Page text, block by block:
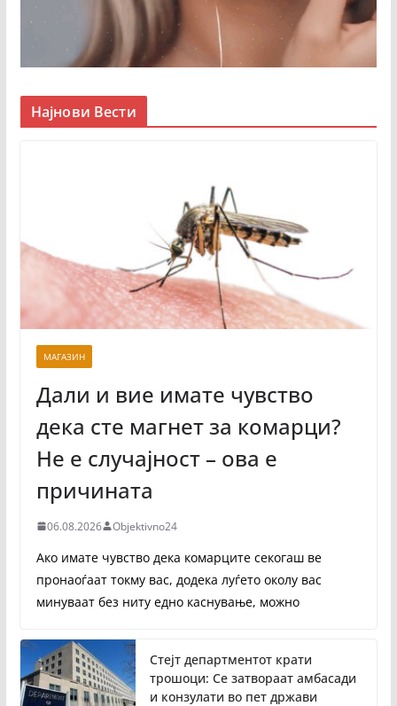
Најнови Вести
МАГАЗИН
Дали и вие имате чувство
дека сте магнет за комарци?
Не е случајност – ова е
причината
06.08.2026 Objektivno24
Ако имате чувство дека комарците секогаш ве
пронаоѓаат токму вас, додека луѓето околу вас
минуваат без ниту едно каснување, можно
Стејт департментот крати
трошоци: Се затвораат амбасади
и конзулати во пет држави